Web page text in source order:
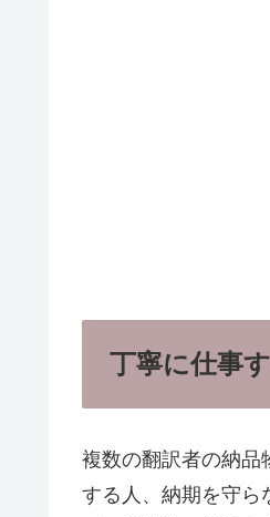
丁寧に仕事
複数の翻訳者の納品
する人、納期を守ら